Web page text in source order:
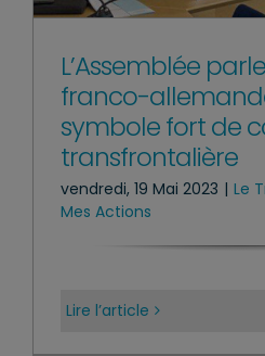
L’Assemblée
franco-
symbole fort de
transfrontalière
vendredi, 19 Mai 2023 | Le
Mes Actions
Lire l’article